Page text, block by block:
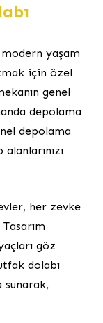
yaşam
için özel
genel
depolama
depolama
her zevke
göz
dolabı